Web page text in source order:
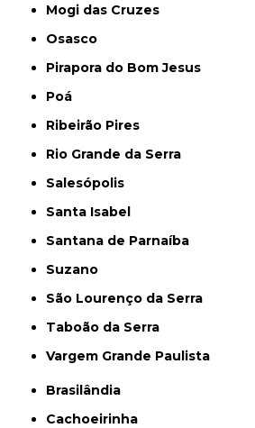
Mogi das Cruzes
Osasco
Pirapora do Bom Jesus
Poá
Ribeirão Pires
Rio Grande da Serra
Salesópolis
Santa Isabel
Santana de Parnaíba
Suzano
São Lourenço da Serra
Taboão da Serra
Vargem Grande Paulista
Brasilândia
Cachoeirinha